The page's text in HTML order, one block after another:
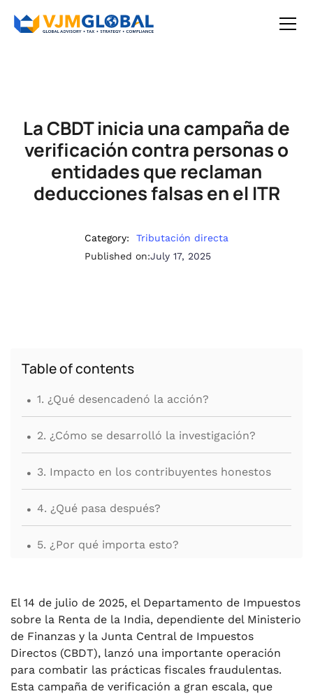
La CBDT inicia una campaña de
verificación contra personas o
entidades que reclaman
deducciones falsas en el ITR
Category:
Tributación directa
Published on:July 17, 2025
Table of contents
. 1. ¿Qué desencadenó la acción?
. 2. ¿Cómo se desarrolló la investigación?
. 3. Impacto en los contribuyentes honestos
. 4. ¿Qué pasa después?
. 5. ¿Por qué importa esto?
El 14 de julio de 2025, el Departamento de Impuestos
sobre la Renta de la India, dependiente del Ministerio
de Finanzas y la Junta Central de Impuestos
Directos (CBDT), lanzó una importante operación
para combatir las prácticas fiscales fraudulentas.
Esta campaña de verificación a gran escala, que